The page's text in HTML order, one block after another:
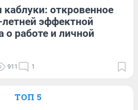
каблуки: откровенное
эффектной
о работе и личной
911 1
ТОП 5